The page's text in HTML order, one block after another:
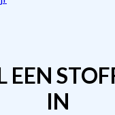
EEN
IN